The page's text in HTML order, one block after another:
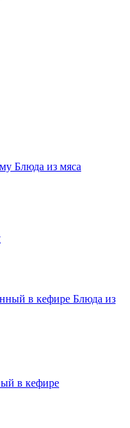
Блюда из мяса
Блюда из
в кефире